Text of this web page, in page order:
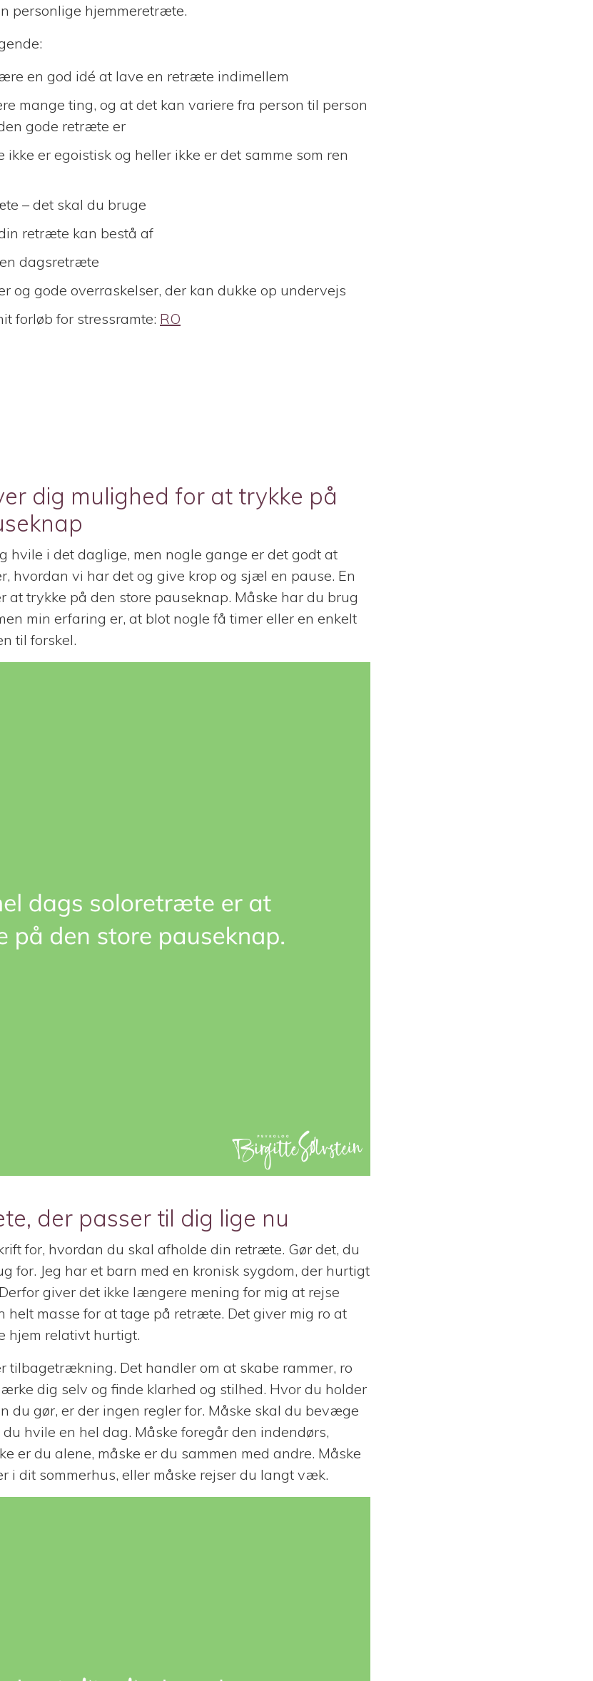
personlige hjemmeretræte.
en god idé at lave en retræte indimellem
mange ting, og at det kan variere fra person til person
gode retræte er
er egoistisk og heller ikke er det samme som ren
– det skal du bruge
retræte kan bestå af
dagsretræte
og gode overraskelser, der kan dukke op undervejs
forløb for stressramte: RO
dig mulighed for at trykke på
hvile i det daglige, men nogle gange er det godt at
hvordan vi har det og give krop og sjæl en pause. En
at trykke på den store pauseknap. Måske har du brug
min erfaring er, at blot nogle få timer eller en enkelt
til forskel.
der passer til dig lige nu
for, hvordan du skal afholde din retræte. Gør det, du
for. Jeg har et barn med en kronisk sygdom, der hurtigt
giver det ikke længere mening for mig at rejse
helt masse for at tage på retræte. Det giver mig ro at
hjem relativt hurtigt.
tilbagetrækning. Det handler om at skabe rammer, ro
dig selv og finde klarhed og stilhed. Hvor du holder
du gør, er der ingen regler for. Måske skal du bevæge
hvile en hel dag. Måske foregår den indendørs,
er du alene, måske er du sammen med andre. Måske
i dit sommerhus, eller måske rejser du langt væk.